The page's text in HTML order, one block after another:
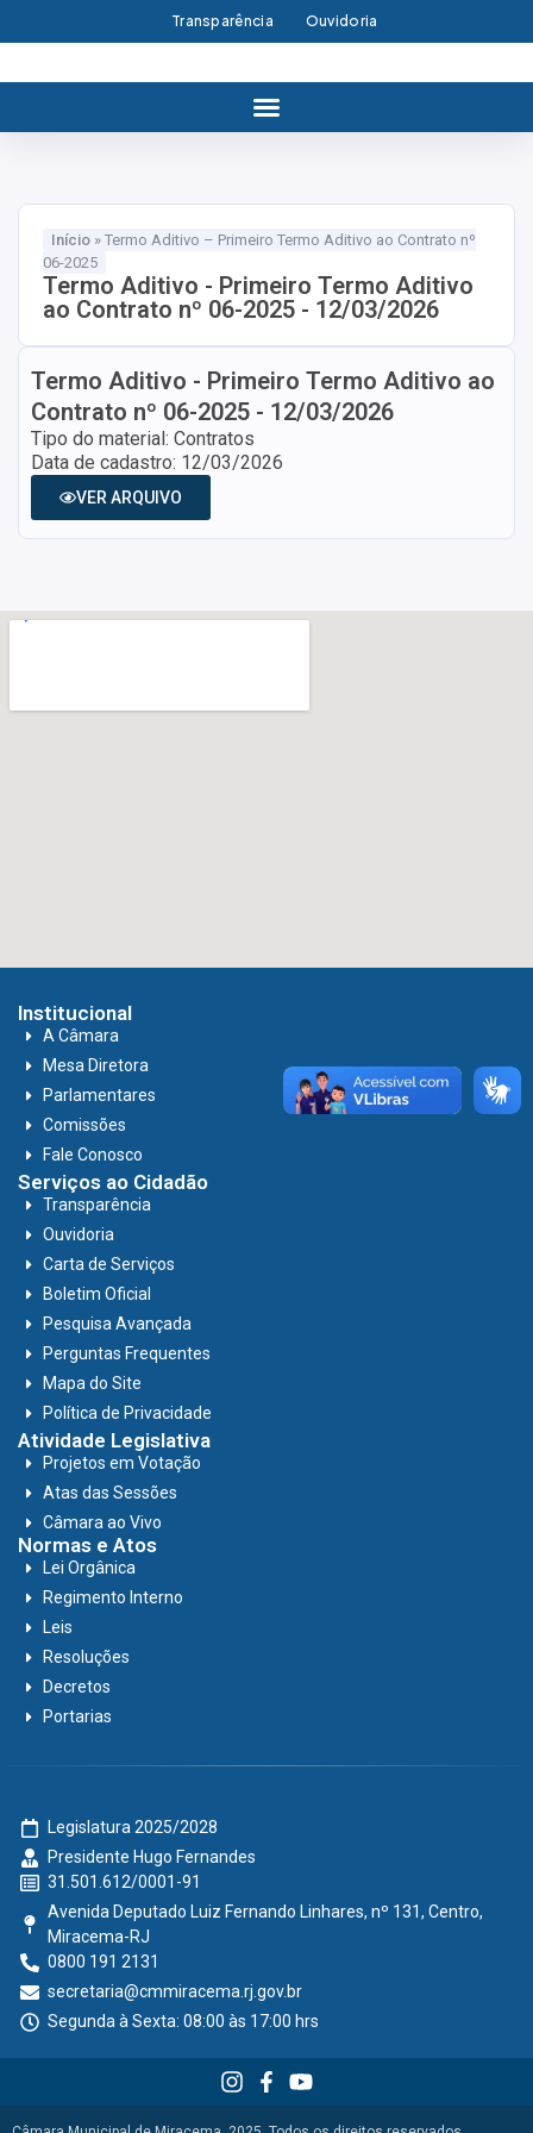
Transparência Ouvidoria
Início » Termo Aditivo – Primeiro Termo Aditivo ao Contrato nº
06-2025
Termo Aditivo - Primeiro Termo Aditivo
ao Contrato nº 06-2025 - 12/03/2026
Termo Aditivo - Primeiro Termo Aditivo ao
Contrato nº 06-2025 - 12/03/2026
Tipo do material: Contratos
Data de cadastro: 12/03/2026
VER ARQUIVO
Institucional
A Câmara
Mesa Diretora
Parlamentares
Comissões
Fale Conosco
Serviços ao Cidadão
Transparência
Ouvidoria
Carta de Serviços
Boletim Oficial
Pesquisa Avançada
Perguntas Frequentes
Mapa do Site
Política de Privacidade
Atividade Legislativa
Projetos em Votação
Atas das Sessões
Câmara ao Vivo
Normas e Atos
Lei Orgânica
Regimento Interno
Leis
Resoluções
Decretos
Portarias
Legislatura 2025/2028
Presidente Hugo Fernandes
31.501.612/0001-91
Avenida Deputado Luiz Fernando Linhares, nº 131, Centro,
Miracema-RJ
0800 191 2131
secretaria@cmmiracema.rj.gov.br
Segunda à Sexta: 08:00 às 17:00 hrs